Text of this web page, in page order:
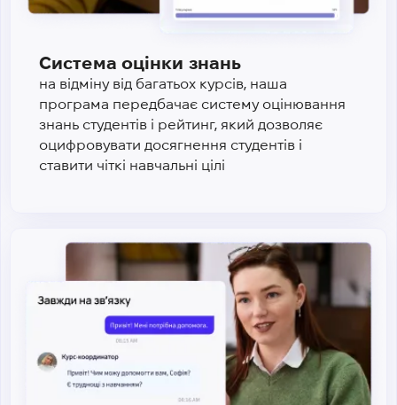
Система оцінки знань
на відміну від багатьох курсів, наша
програма передбачає систему оцінювання
знань студентів і рейтинг, який дозволяє
оцифровувати досягнення студентів і
ставити чіткі навчальні цілі